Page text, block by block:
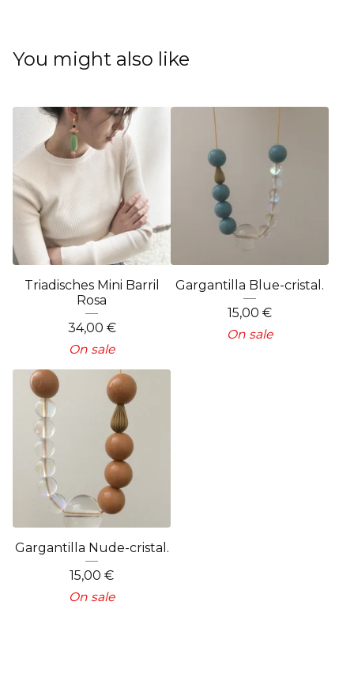
You might also like
Triadisches Mini Barril
Rosa
34,00 €
On sale
Gargantilla Blue-cristal.
15,00 €
On sale
Gargantilla Nude-cristal.
15,00 €
On sale